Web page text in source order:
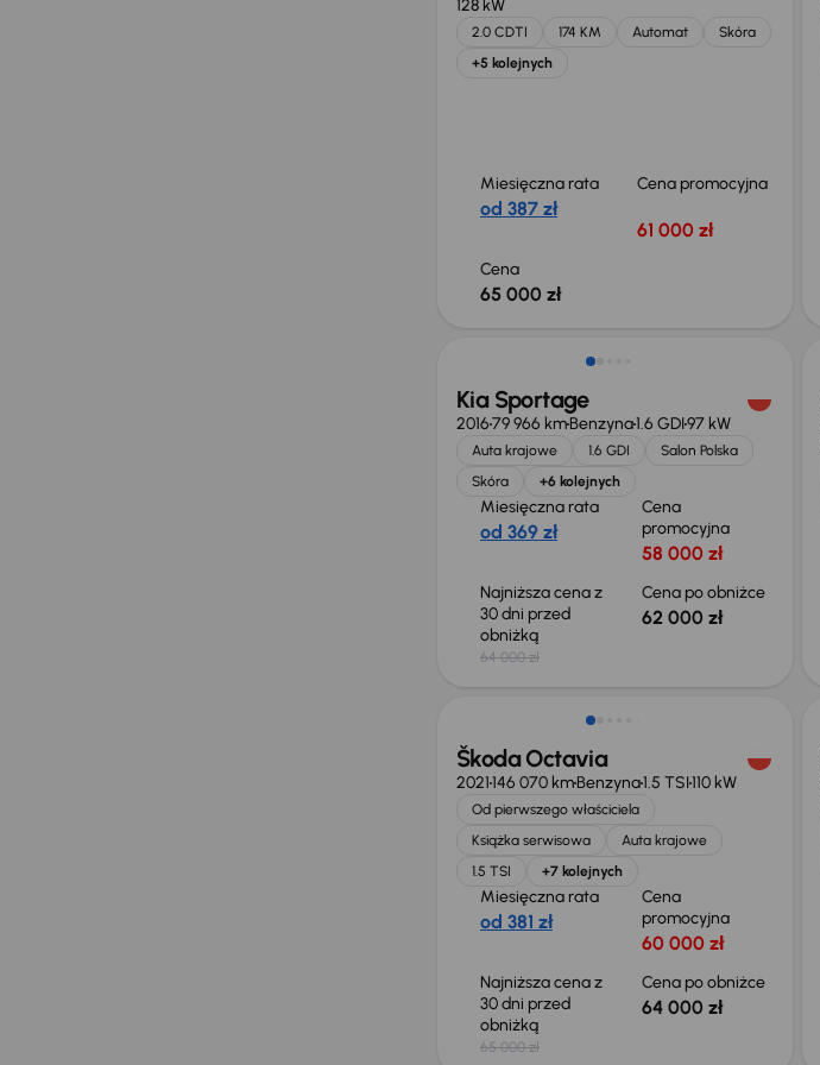
128 kW
2.0 CDTI 174 KM Automat
Skóra
+5 kolejnych
Miesięczna rata
od 387 zł
Cena promocyjna
61 000 zł
Cena
65 000 zł
Taniej o 2 000 zł
Kia Sportage
201679 966 kmBenzyna1.6 GDI97 kW
Auta krajowe 1.6 GDI
Salon Polska
Skóra
+6 kolejnych
Miesięczna rata
od 369 zł
Cena
promocyjna
58 000 zł
Najniższa cena z
30 dni przed
obniżką
64 000 zł
Cena po obniżce
62 000 zł
Taniej o 1 000 zł
Škoda Octavia
2021146 070 kmBenzyna1.5 TSI110 kW
Od pierwszego właściciela
Książka serwisowa
Auta krajowe
1.5 TSI
+7 kolejnych
Miesięczna rata
od 381 zł
Cena
promocyjna
60 000 zł
Najniższa cena z
30 dni przed
obniżką
65 000 zł
Cena po obniżce
64 000 zł
Taniej o 2 000 zł